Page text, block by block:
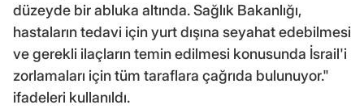
düzeyde bir abluka altında. Sağlık Bakanlığı,
hastaların tedavi için yurt dışına seyahat edebilmesi
ve gerekli ilaçların temin edilmesi konusunda İsrail'i
zorlamaları için tüm taraflara çağrıda bulunuyor."
ifadeleri kullanıldı.